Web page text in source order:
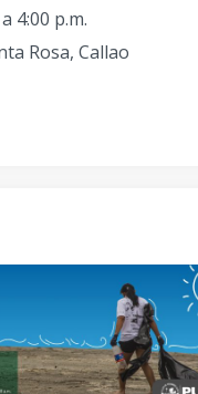
4:00 p.m.
Rosa, Callao